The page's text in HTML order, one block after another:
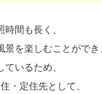
間も長く、
景を楽しむことができ
いるため、
・定住先として、